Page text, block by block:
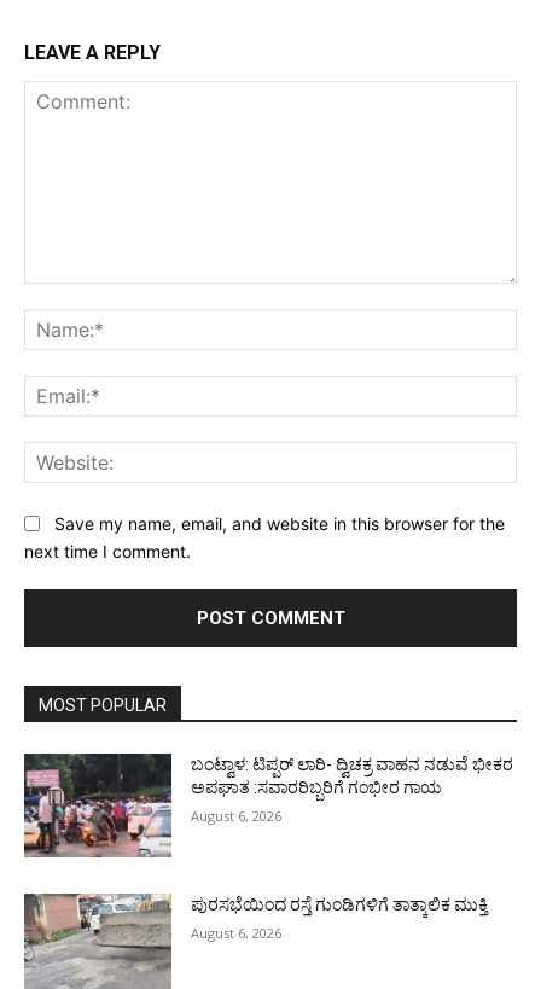
LEAVE A REPLY
Save my name, email, and website in this browser for the
next time I comment.
MOST POPULAR
ಬಂಟ್ವಾಳ: ಟಿಪ್ಪರ್ ಲಾರಿ- ದ್ವಿಚಕ್ರ ವಾಹನ ನಡುವೆ ಭೀಕರ
ಅಪಘಾತ :ಸವಾರರಿಬ್ಬರಿಗೆ ಗಂಭೀರ ಗಾಯ
August 6, 2026
ಪುರಸಭೆಯಿಂದ ರಸ್ತೆ ಗುಂಡಿಗಳಿಗೆ ತಾತ್ಕಾಲಿಕ ಮುಕ್ತಿ
August 6, 2026